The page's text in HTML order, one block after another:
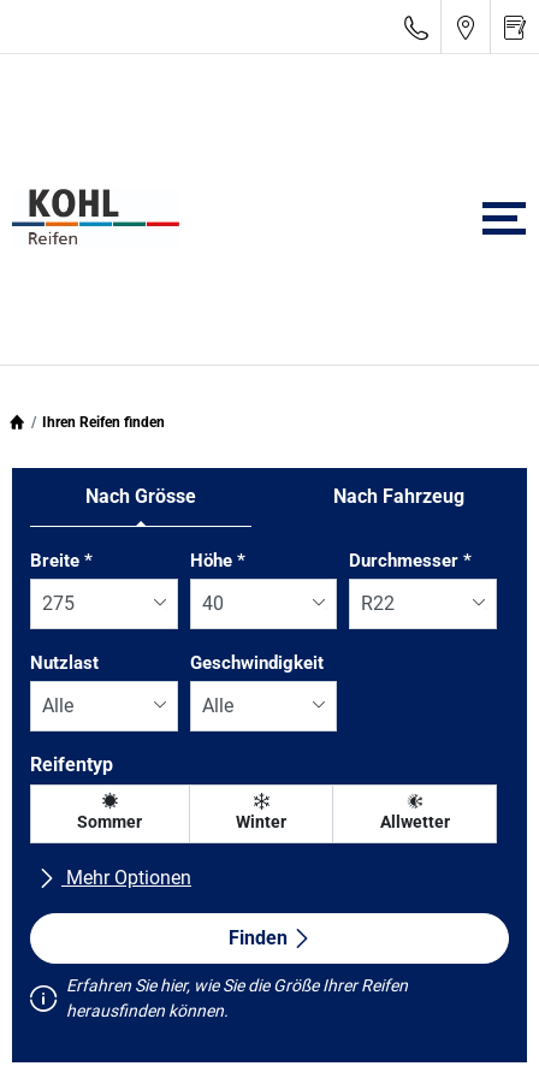
Ihren Reifen finden
Nach Grösse Nach Fahrzeug
Tab updated: Nach Grösse
Breite * Höhe * Durchmesser*
Nutzlast Geschwindigkeit
Reifentyp
Sommer Winter Allwetter
Mehr Optionen
Fahrzeugtyp
Finden
Erfahren Sie hier, wie Sie die Größe Ihrer Reifen
herausfinden können.